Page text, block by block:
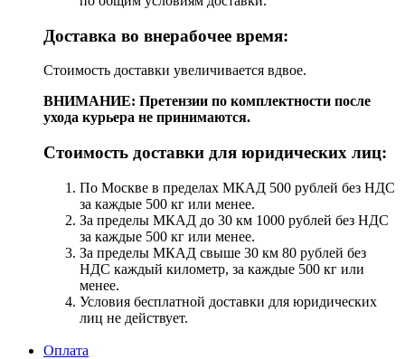
Доставка во внерабочее время:
Стоимость доставки увеличивается вдвое.
ВНИМАНИЕ: Претензии по комплектности после
ухода курьера не принимаются.
Стоимость доставки для юридических лиц:
По Москве в пределах МКАД 500 рублей без НДС
за каждые 500 кг или менее.
За пределы МКАД до 30 км 1000 рублей без НДС
за каждые 500 кг или менее.
За пределы МКАД свыше 30 км 80 рублей без
НДС каждый километр, за каждые 500 кг или
менее.
Условия бесплатной доставки для юридических
лиц не действует.
Оплата